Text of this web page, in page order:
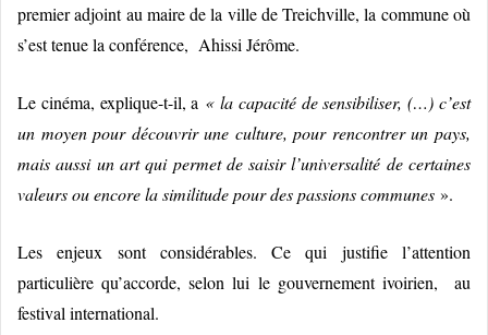
premier adjoint au maire de la ville de Treichville, la commune où
s’est tenue la conférence, Ahissi Jérôme.
Le cinéma, explique-t-il, a « la capacité de sensibiliser, (…) c’est
un moyen pour découvrir une culture, pour rencontrer un pays,
mais aussi un art qui permet de saisir l’universalité de certaines
valeurs ou encore la similitude pour des passions communes ».
Les enjeux sont considérables. Ce qui justifie l’attention
particulière qu’accorde, selon lui le gouvernement ivoirien, au
festival international.